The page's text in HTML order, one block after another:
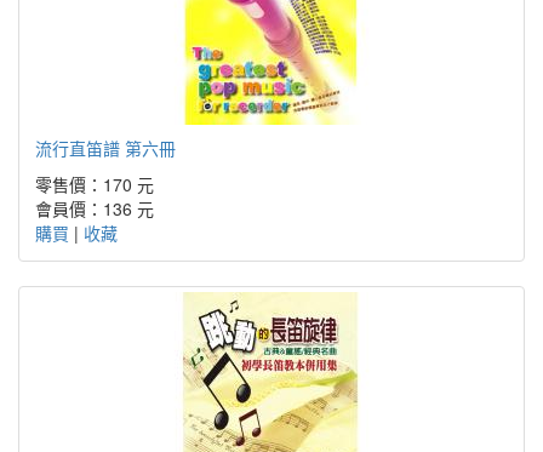
流行直笛譜 第六冊
零售價：170 元
會員價：136 元
購買 | 收藏